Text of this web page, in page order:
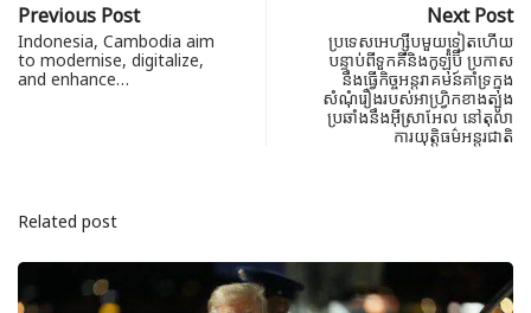
Previous Post
Indonesia, Cambodia aim
to modernise, digitalize,
and enhance…
Next Post
ប្រទេសអេហ្ស៊ីបមួយទៀតហើយ
បន្ទាប់ពីទួកគីនិងកូឡ៉ុំប៊ី ប្រកាស
នឹងធ្វើកិច្ចអន្តរាគមន៍គាំទ្រក្នុង
សំណុំរឿងរបស់អាហ្វ្រិកខាងត្បូង
ប្រឆាំងនឹងអ៊ីស្រាអែល នៅតុលា
ការយុត្តិធម៌អន្តរជាតិ
Related post